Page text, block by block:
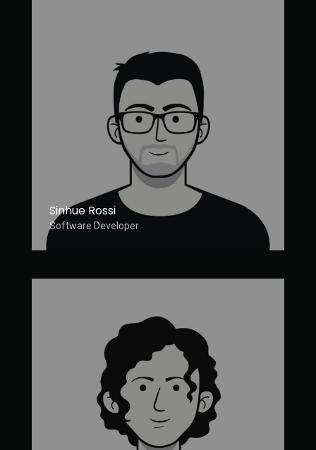
Sinhue Rossi
Software Developer